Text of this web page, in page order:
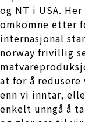
og NT i USA.
omkomne etter
internasjonal
norway frivillig
at for å
enn vi inntar,
enkelt unngå å